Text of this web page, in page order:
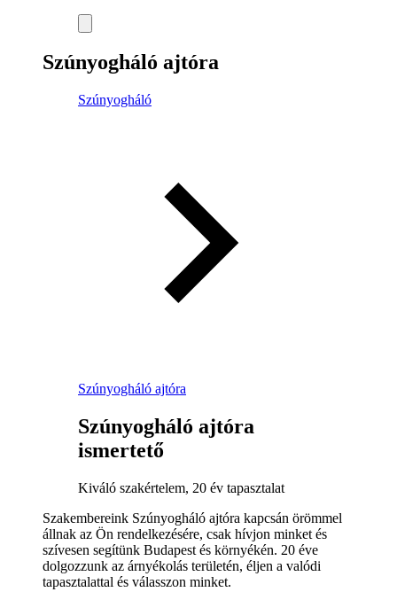
Szúnyogháló ajtóra
Szúnyogháló
Szúnyogháló ajtóra
Szúnyogháló ajtóra
ismertető
Kiváló szakértelem, 20 év tapasztalat
Szakembereink Szúnyogháló ajtóra kapcsán örömmel
állnak az Ön rendelkezésére, csak hívjon minket és
szívesen segítünk Budapest és környékén. 20 éve
dolgozzunk az árnyékolás területén, éljen a valódi
tapasztalattal és válasszon minket.